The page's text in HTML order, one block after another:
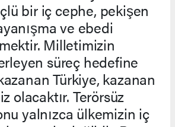
bir iç cephe, pekişen
ve ebedi
Milletimizin
süreç hedefine
Türkiye, kazanan
olacaktır. Terörsüz
yalnızca ülkemizin iç